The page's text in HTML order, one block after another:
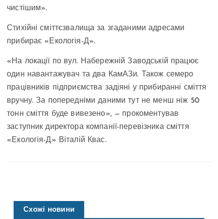
чистішим».
Стихійні сміттєзвалища за згаданими адресами
прибирає «Екологія-Д».
«На локації по вул. Набережній Заводській працює
один навантажувач та два КамАЗи. Також семеро
працівників підприємства задіяні у прибиранні сміття
вручну. За попередніми даними тут не менш ніж 50
тонн сміття буде вивезено», — прокоментував
заступник директора компанії-перевізника сміття
«Екологія-Д» Віталій Квас.
Схожі новини